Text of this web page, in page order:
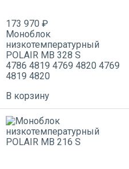
173 970 ₽
Моноблок
низкотемпературный
POLAIR MB 328 S
4786 4819 4769 4820 4769
4819 4820
В корзину